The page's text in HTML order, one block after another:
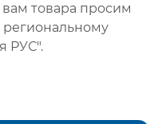
товара просим
РУС".